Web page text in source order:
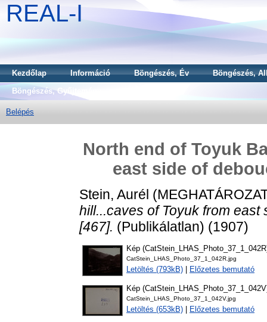
REAL-I
Kezdőlap Információ Böngészés, Év
Böngészés,
Böngészés, Gyűjtemény
Belépés
North end of Toyuk
east side of
Stein, Aurél
hill...caves of Toyuk from
[467]. (Publikálatlan) (1907)
Kép
CatStein_LHAS_Photo_37_1_042R.jpg
Letöltés (793kB) Előzetes bemutató
Kép
CatStein_LHAS_Photo_37_1_042V.jpg
Letöltés (653kB) Előzetes bemutató